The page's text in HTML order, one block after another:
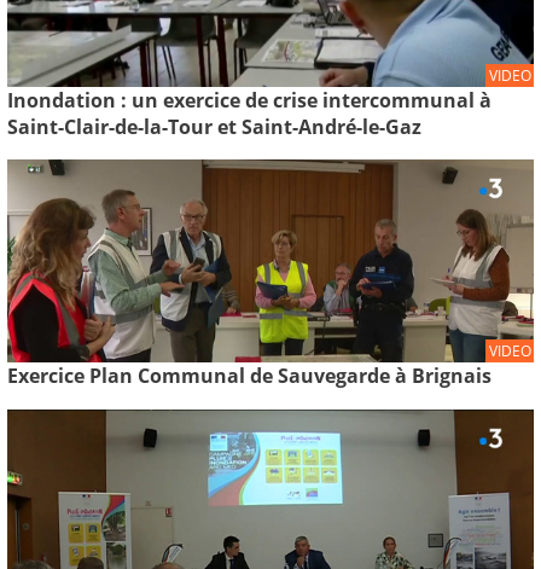
VIDEO
Inondation : un exercice de crise intercommunal à
Saint-Clair-de-la-Tour et Saint-André-le-Gaz
VIDEO
Exercice Plan Communal de Sauvegarde à Brignais